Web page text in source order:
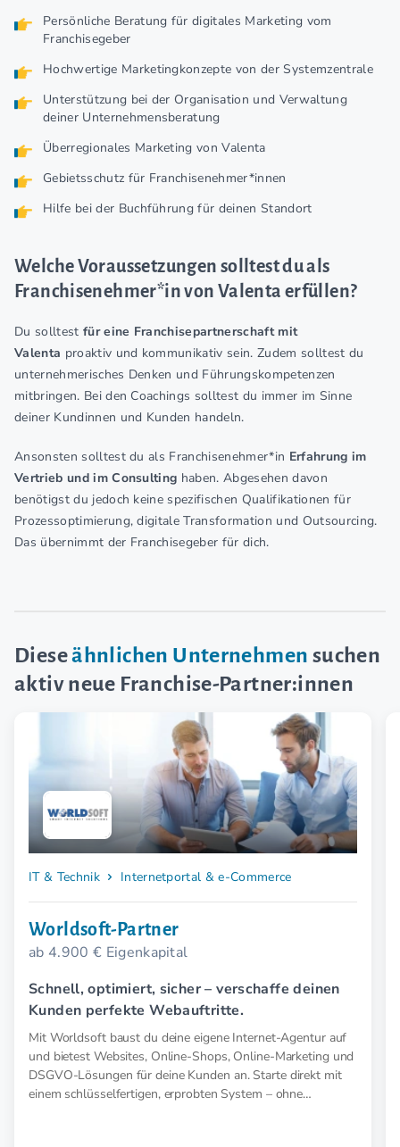
Persönliche Beratung für digitales Marketing vom
Franchisegeber
Hochwertige Marketingkonzepte von der Systemzentrale
Unterstützung bei der Organisation und Verwaltung
deiner Unternehmensberatung
Überregionales Marketing von Valenta
Gebietsschutz für Franchisenehmer*innen
Hilfe bei der Buchführung für deinen Standort
Welche Voraussetzungen solltest du als
Franchisenehmer*in von Valenta erfüllen?
Du solltest für eine Franchisepartnerschaft mit
Valenta proaktiv und kommunikativ sein. Zudem solltest du
unternehmerisches Denken und Führungskompetenzen
mitbringen. Bei den Coachings solltest du immer im Sinne
deiner Kundinnen und Kunden handeln.
Ansonsten solltest du als Franchisenehmer*in Erfahrung im
Vertrieb und im Consulting haben. Abgesehen davon
benötigst du jedoch keine spezifischen Qualifikationen für
Prozessoptimierung, digitale Transformation und Outsourcing.
Das übernimmt der Franchisegeber für dich.
Dieseähnlichen Unternehmen suchen
aktiv neue Franchise-Partner:innen
IT & Technik Internetportal & e-Commerce
Worldsoft-Partner
ab 4.900 € Eigenkapital
Schnell, optimiert, sicher – verschaffe deinen
Kunden perfekte Webauftritte.
Mit Worldsoft baust du deine eigene Internet-Agentur auf
und bietest Websites, Online-Shops, Online-Marketing und
DSGVO-Lösungen für deine Kunden an. Starte direkt mit
einem schlüsselfertigen, erprobten System – ohne